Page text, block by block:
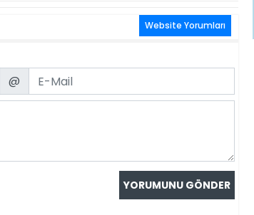
Website Yorumları
Email
@